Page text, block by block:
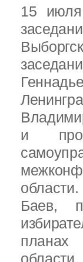
15 июля
и
Баев,
планах